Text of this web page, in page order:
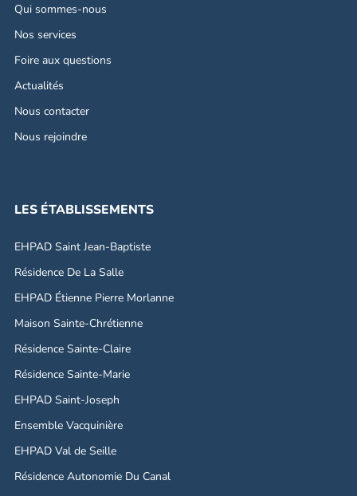
Qui sommes-nous
Nos services
Foire aux questions
Actualités
Nous contacter
Nous rejoindre
LES ÉTABLISSEMENTS
EHPAD Saint Jean-Baptiste
Résidence De La Salle
EHPAD Étienne Pierre Morlanne
Maison Sainte-Chrétienne
Résidence Sainte-Claire
Résidence Sainte-Marie
EHPAD Saint-Joseph
Ensemble Vacquinière
EHPAD Val de Seille
Résidence Autonomie Du Canal